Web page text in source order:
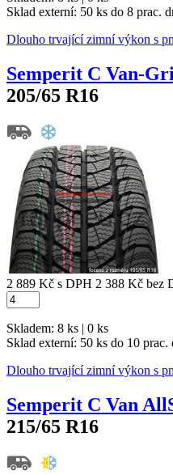
Sklad externí: 50 ks do 8 prac.
Dlouho trvající zimní výkon s
Semperit C Van-
205/65 R16
2 889 Kč s DPH 2 388 Kč bez
Skladem: 8 ks | 0 ks
Sklad externí: 50 ks do 10 prac.
Dlouho trvající zimní výkon s
Semperit C Van
215/65 R16